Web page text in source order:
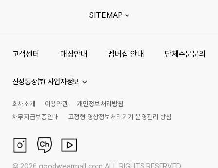
SITEMAP
고객센터 매장안내 멤버십 안내 단체주문문의
신성통상㈜ 사업자정보
회사소개 이용약관
개인정보처리방침
채무지급보증안내
고정형 영상정보처리기기 운영관리 방침